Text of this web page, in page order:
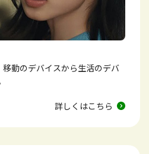
動のデバイスから生活のデバ
詳しくはこちら